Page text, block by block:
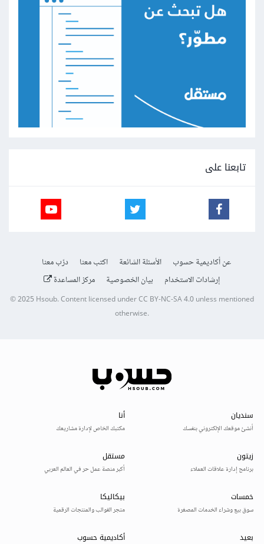
تابعنا على
عن أكاديمية حسوب الأسئلة الشائعة اكتب معنا
درّب معنا
إرشادات الاستخدام
بيان الخصوصية مركز المساعدة
© 2025Hsoub.Content licensed underCC BY-NC-SA 4.0unless mentioned
otherwise.